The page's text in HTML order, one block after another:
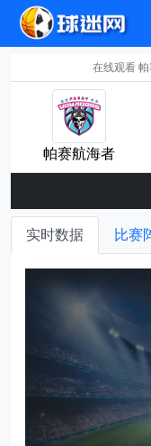
在线观看 帕
帕赛航海者
实时数据 比赛